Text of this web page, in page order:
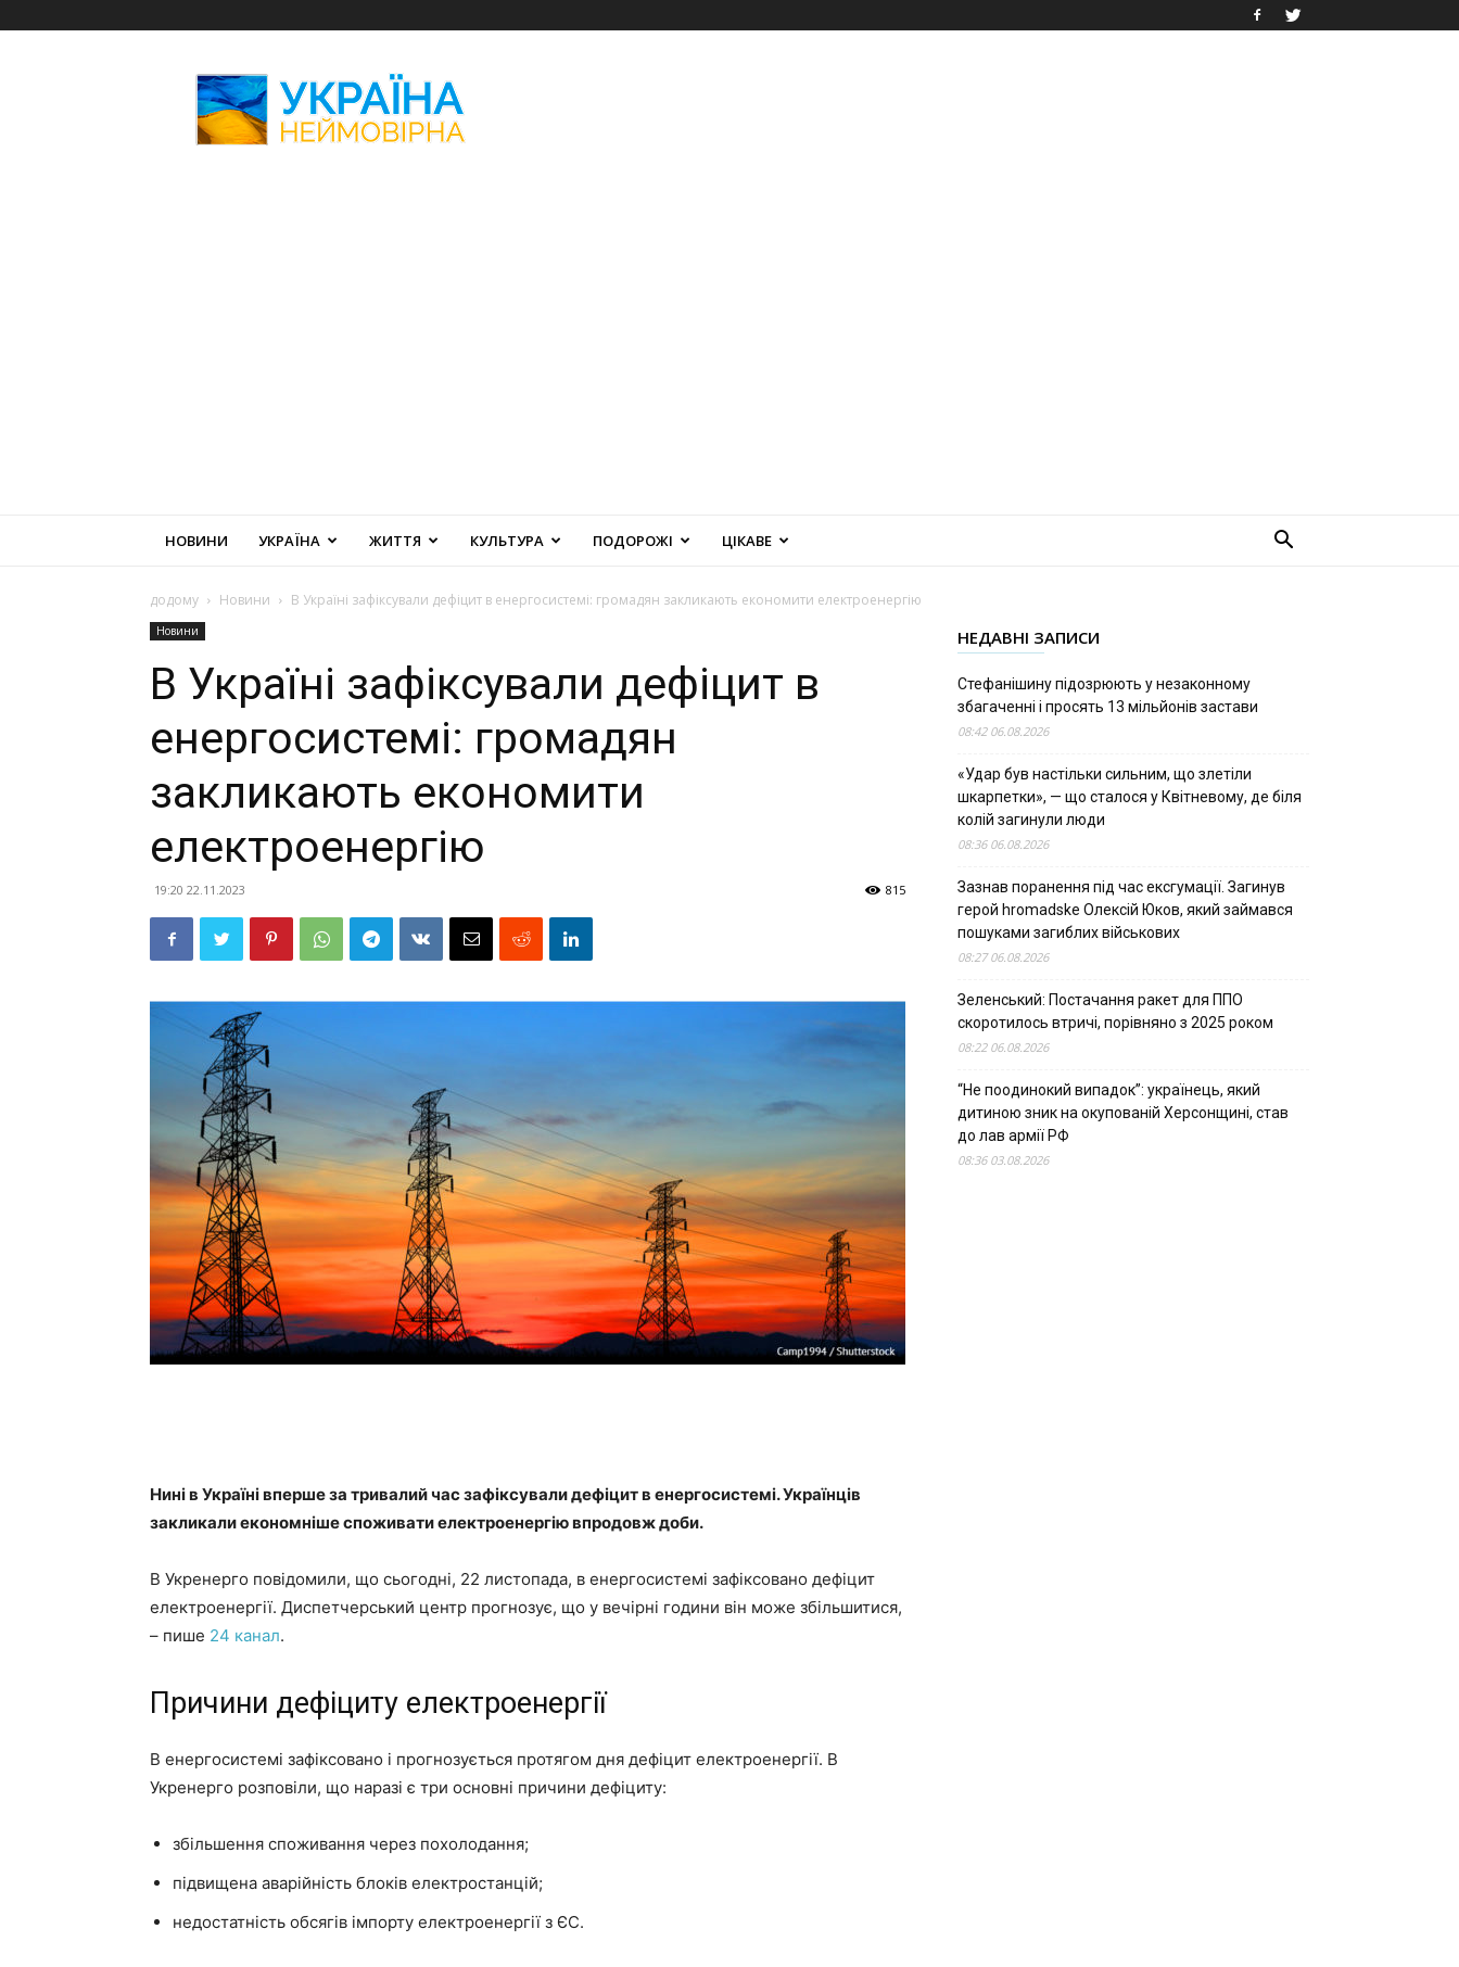
Неймовірна
НОВИНИ УКРАЇНА ЖИТТЯ КУЛЬТУРА ПОДОРОЖІ ЦІКАВЕ
додому Новини В Україні зафіксували дефіцит в енергосистемі: громадян закликають економити електроенергію
Новини
В Україні зафіксували дефіцит в
енергосистемі: громадян
закликають економити
електроенергію
19:20 22.11.2023 815
Нині в Україні вперше за тривалий час зафіксували дефіцит в енергосистемі. Українців
закликали економніше споживати електроенергію впродовж доби.
В Укренерго повідомили, що сьогодні, 22 листопада, в енергосистемі зафіксовано дефіцит
електроенергії. Диспетчерський центр прогнозує, що у вечірні години він може збільшитися,
– пише 24 канал.
Причини дефіциту електроенергії
В енергосистемі зафіксовано і прогнозується протягом дня дефіцит електроенергії. В
Укренерго розповіли, що наразі є три основні причини дефіциту:
збільшення споживання через похолодання;
підвищена аварійність блоків електростанцій;
недостатність обсягів імпорту електроенергії з ЄС.
НЕДАВНІ ЗАПИСИ
Стефанішину підозрюють у незаконному
збагаченні і просять 13 мільйонів застави
08:42 06.08.2026
«Удар був настільки сильним, що злетіли
шкарпетки», — що сталося у Квітневому, де біля
колій загинули люди
08:36 06.08.2026
Зазнав поранення під час ексгумації. Загинув
герой hromadske Олексій Юков, який займався
пошуками загиблих військових
08:27 06.08.2026
Зеленський: Постачання ракет для ППО
скоротилось втричі, порівняно з 2025 роком
08:22 06.08.2026
“Не поодинокий випадок”: українець, який
дитиною зник на окупованій Херсонщині, став
до лав армії РФ
08:36 03.08.2026